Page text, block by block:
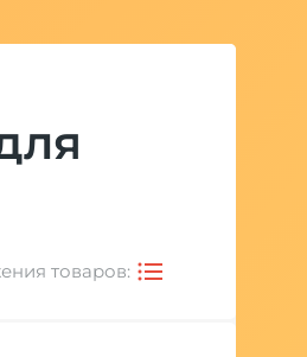
товаров: